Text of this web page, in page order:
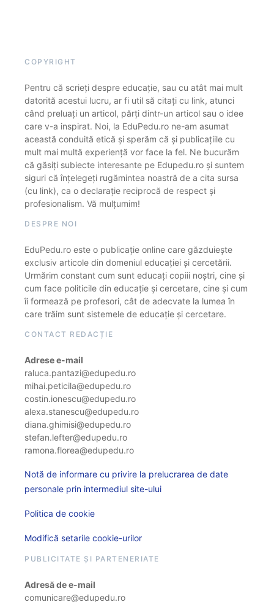
COPYRIGHT
Pentru că scrieți despre educație, sau cu atât mai mult
datorită acestui lucru, ar fi util să citați cu link, atunci
când preluați un articol, părți dintr-un articol sau o idee
care v-a inspirat. Noi, la EduPedu.ro ne-am asumat
această conduită etică și sperăm că și publicațiile cu
mult mai multă experiență vor face la fel. Ne bucurăm
că găsiți subiecte interesante pe Edupedu.ro și suntem
siguri că înțelegeți rugămintea noastră de a cita sursa
(cu link), ca o declarație reciprocă de respect și
profesionalism. Vă mulțumim!
DESPRE NOI
EduPedu.ro este o publicație online care găzduiește
exclusiv articole din domeniul educației și cercetării.
Urmărim constant cum sunt educați copiii noștri, cine și
cum face politicile din educație și cercetare, cine și cum
îi formează pe profesori, cât de adecvate la lumea în
care trăim sunt sistemele de educație și cercetare.
CONTACT REDACȚIE
Adrese e-mail
raluca.pantazi@edupedu.ro
mihai.peticila@edupedu.ro
costin.ionescu@edupedu.ro
alexa.stanescu@edupedu.ro
diana.ghimisi@edupedu.ro
stefan.lefter@edupedu.ro
ramona.florea@edupedu.ro
Notă de informare cu privire la prelucrarea de date
personale prin intermediul site-ului
Politica de cookie
Modifică setarile cookie-urilor
PUBLICITATE ȘI PARTENERIATE
Adresă de e-mail
comunicare@edupedu.ro